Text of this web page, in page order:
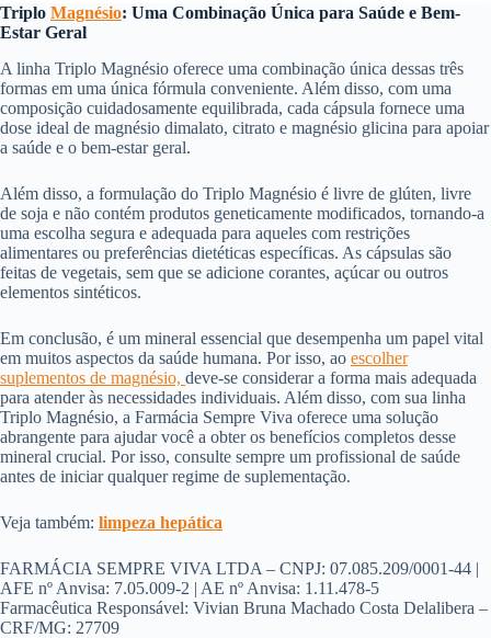
Triplo Magnésio: Uma Combinação Única para Saúde e Bem-
Estar Geral
A linha Triplo Magnésio oferece uma combinação única dessas três
formas em uma única fórmula conveniente. Além disso, com uma
composição cuidadosamente equilibrada, cada cápsula fornece uma
dose ideal de magnésio dimalato, citrato e magnésio glicina para apoiar
a saúde e o bem-estar geral.
Além disso, a formulação do Triplo Magnésio é livre de glúten, livre
de soja e não contém produtos geneticamente modificados, tornando-a
uma escolha segura e adequada para aqueles com restrições
alimentares ou preferências dietéticas específicas. As cápsulas são
feitas de vegetais, sem que se adicione corantes, açúcar ou outros
elementos sintéticos.
Em conclusão, é um mineral essencial que desempenha um papel vital
em muitos aspectos da saúde humana. Por isso, ao escolher
suplementos de magnésio, deve-se considerar a forma mais adequada
para atender às necessidades individuais. Além disso, com sua linha
Triplo Magnésio, a Farmácia Sempre Viva oferece uma solução
abrangente para ajudar você a obter os benefícios completos desse
mineral crucial. Por isso, consulte sempre um profissional de saúde
antes de iniciar qualquer regime de suplementação.
Veja também: limpeza hepática
FARMÁCIA SEMPRE VIVA LTDA – CNPJ: 07.085.209/0001-44 |
AFE nº Anvisa: 7.05.009-2 | AE nº Anvisa: 1.11.478-5
Farmacêutica Responsável: Vivian Bruna Machado Costa Delalibera –
CRF/MG: 27709